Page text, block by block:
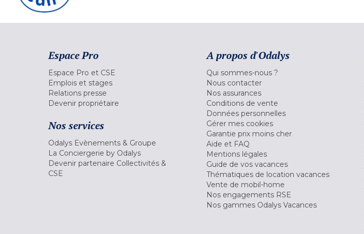
Espace Pro
Espace Pro et CSE
Emplois et stages
Relations presse
Devenir propriétaire
Nos services
Odalys Evènements & Groupe
La Conciergerie by Odalys
Devenir partenaire Collectivités &
CSE
A propos d'Odalys
Qui sommes-nous ?
Nous contacter
Nos assurances
Conditions de vente
Données personnelles
Gérer mes cookies
Garantie prix moins cher
Aide et FAQ
Mentions légales
Guide de vos vacances
Thématiques de location vacances
Vente de mobil-home
Nos engagements RSE
Nos gammes Odalys Vacances